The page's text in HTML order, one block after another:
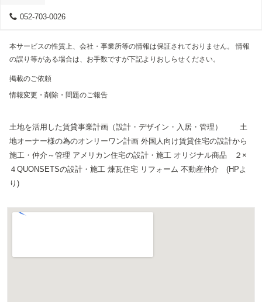
052-703-0026
本サービスの性質上、会社・事業所等の情報は保証されておりません。 情報
の誤り等がある場合は、お手数ですが下記よりおしらせください。
掲載のご依頼
情報変更・削除・問題のご報告
土地を活用した賃貸事業計画（設計・デザイン・入居・管理） 土
地オーナー様の為のオンリーワン計画 外国人向け賃貸住宅の設計から
施工・仲介～管理 アメリカン住宅の設計・施工 オリジナル商品 ２×
４QUONSETSの設計・施工 煉瓦住宅 リフォーム 不動産仲介 (HPよ
り)